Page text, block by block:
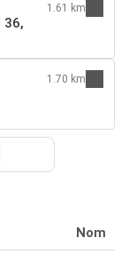
36,
1.61 km
1.70 km
Nom